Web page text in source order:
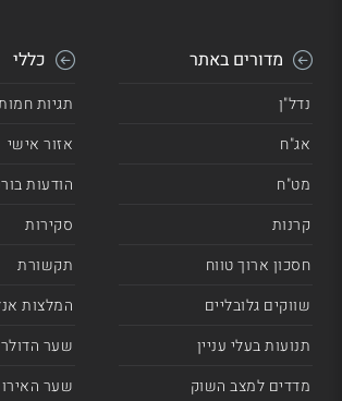
מדורים באתר
נדל"ן
אג"ח
מט"ח
קרנות
חסכון ארוך טווח
שווקים גלובליים
תנועות בעלי עניין
מדדים למצב השוק
כללי
תגיות
אזור אישי
הודעות
סקירות
תקשורת
המלצות
שער הדולר
שער האירו